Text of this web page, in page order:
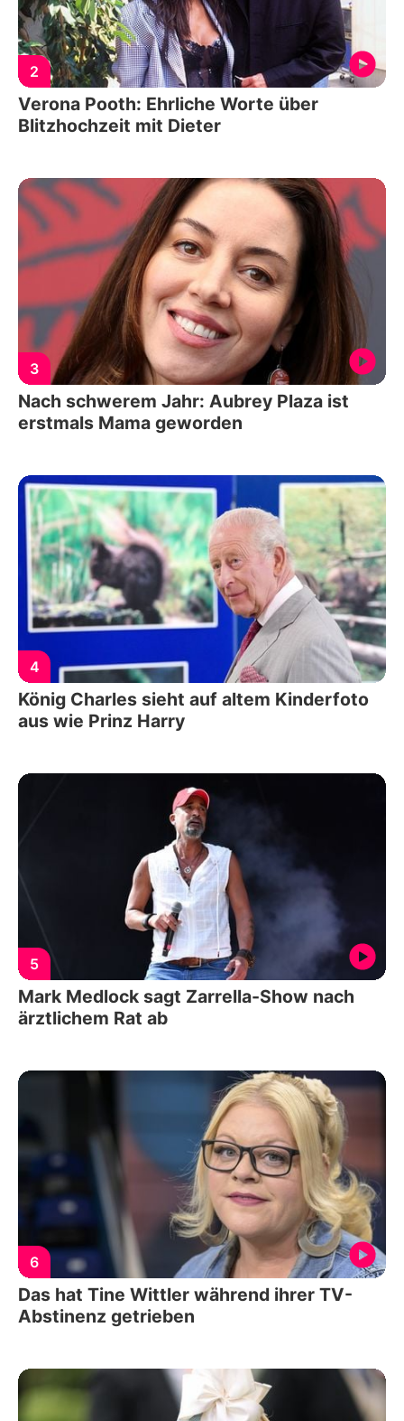
2
Verona Pooth: Ehrliche Worte über
Blitzhochzeit mit Dieter
3
Nach schwerem Jahr: Aubrey Plaza ist
erstmals Mama geworden
4
König Charles sieht auf altem Kinderfoto
aus wie Prinz Harry
5
Mark Medlock sagt Zarrella-Show nach
ärztlichem Rat ab
6
Das hat Tine Wittler während ihrer TV-
Abstinenz getrieben